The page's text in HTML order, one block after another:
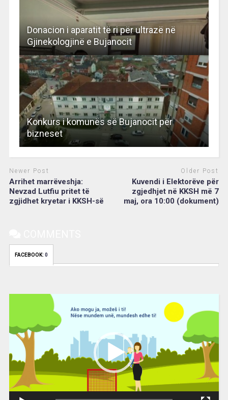
Donacion i aparatit të ri për ultrazë në
Gjinekologjinë e Bujanocit
Konkurs i komunës së Bujanocit për
bizneset
Newer Post
Arrihet marrëveshja:
Nevzad Lutfiu pritet të
zgjidhet kryetar i KKSH-së
Older Post
Kuvendi i Elektorëve për
zgjedhjet në KKSH më 7
maj, ora 10:00 (dokument)
FACEBOOK: 0